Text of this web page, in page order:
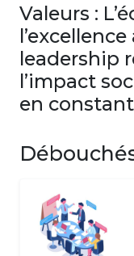
Valeurs :
leadership
l’impact
en